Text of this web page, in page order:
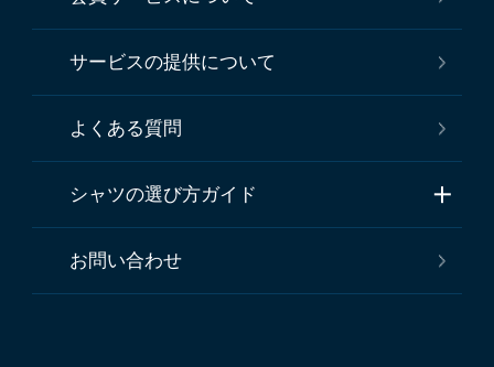
サービスの提供について
よくある質問
シャツの選び方ガイド
お問い合わせ